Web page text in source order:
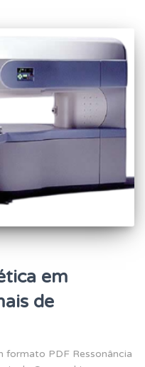
em
de
formato PDF Ressonância